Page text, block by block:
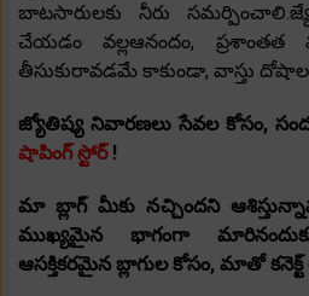
బాటసారులకు నీరు
చేయడం వల్లఆనందం, ప్రశాంతత
తీసుకురావడమే కాకుండా, వాస్తు
జ్యోతిష్య నివారణలు సేవల కోసం,
షాపింగ్ స్టోర్ !
మా బ్లాగ్ మీకు నచ్చిందని
ముఖ్యమైన భాగంగా
ఆసక్తికరమైన బ్లాగుల కోసం, మాతో